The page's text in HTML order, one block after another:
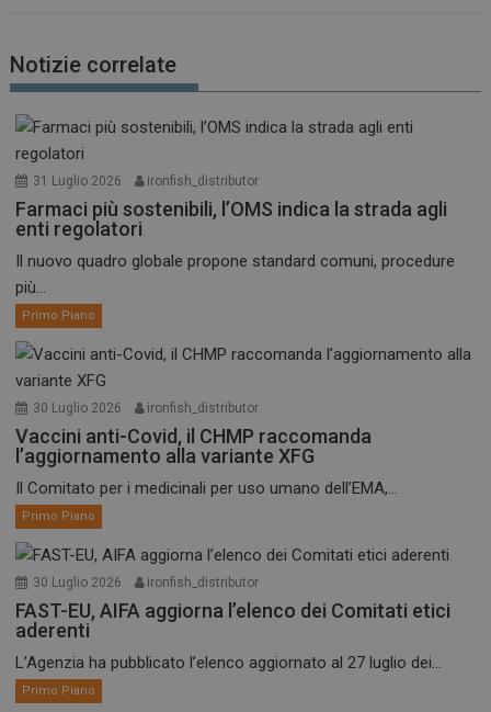
Notizie correlate
31 Luglio 2026 ironfish_distributor
Farmaci più sostenibili, l’OMS indica la strada agli
enti regolatori
Il nuovo quadro globale propone standard comuni, procedure
più...
Primo Piano
30 Luglio 2026 ironfish_distributor
Vaccini anti-Covid, il CHMP raccomanda
l’aggiornamento alla variante XFG
Il Comitato per i medicinali per uso umano dell’EMA,...
Primo Piano
30 Luglio 2026 ironfish_distributor
FAST-EU, AIFA aggiorna l’elenco dei Comitati etici
aderenti
L’Agenzia ha pubblicato l’elenco aggiornato al 27 luglio dei...
Primo Piano